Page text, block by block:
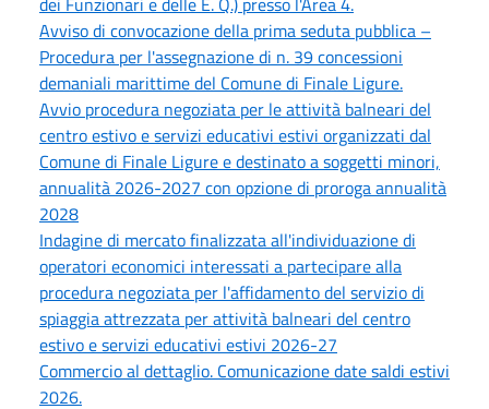
Avviso di convocazione della prima seduta pubblica –
Procedura per l'assegnazione di n. 39 concessioni
demaniali marittime del Comune di Finale Ligure.
Avvio procedura negoziata per le attività balneari del
centro estivo e servizi educativi estivi organizzati dal
Comune di Finale Ligure e destinato a soggetti minori,
annualità 2026-2027 con opzione di proroga annualità
2028
Indagine di mercato finalizzata all'individuazione di
operatori economici interessati a partecipare alla
procedura negoziata per l'affidamento del servizio di
spiaggia attrezzata per attività balneari del centro
estivo e servizi educativi estivi 2026-27
Commercio al dettaglio. Comunicazione date saldi estivi
2026.